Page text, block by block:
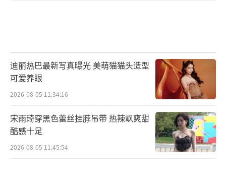
迪丽热巴最新写真曝光 美萌猫猫头造型
可爱养眼
2026-08-05 11:34:16
宋雨琦穿黑色蕾丝挂脖吊带 热辣飒爽甜
酷感十足
2026-08-05 11:45:54